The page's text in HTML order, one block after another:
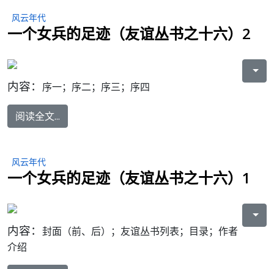
风云年代
一个女兵的足迹（友谊丛书之十六）2
内容： 序一；序二；序三；序四
阅读全文...
风云年代
一个女兵的足迹（友谊丛书之十六）1
内容： 封面（前、后）；友谊丛书列表；目录；作者
介绍